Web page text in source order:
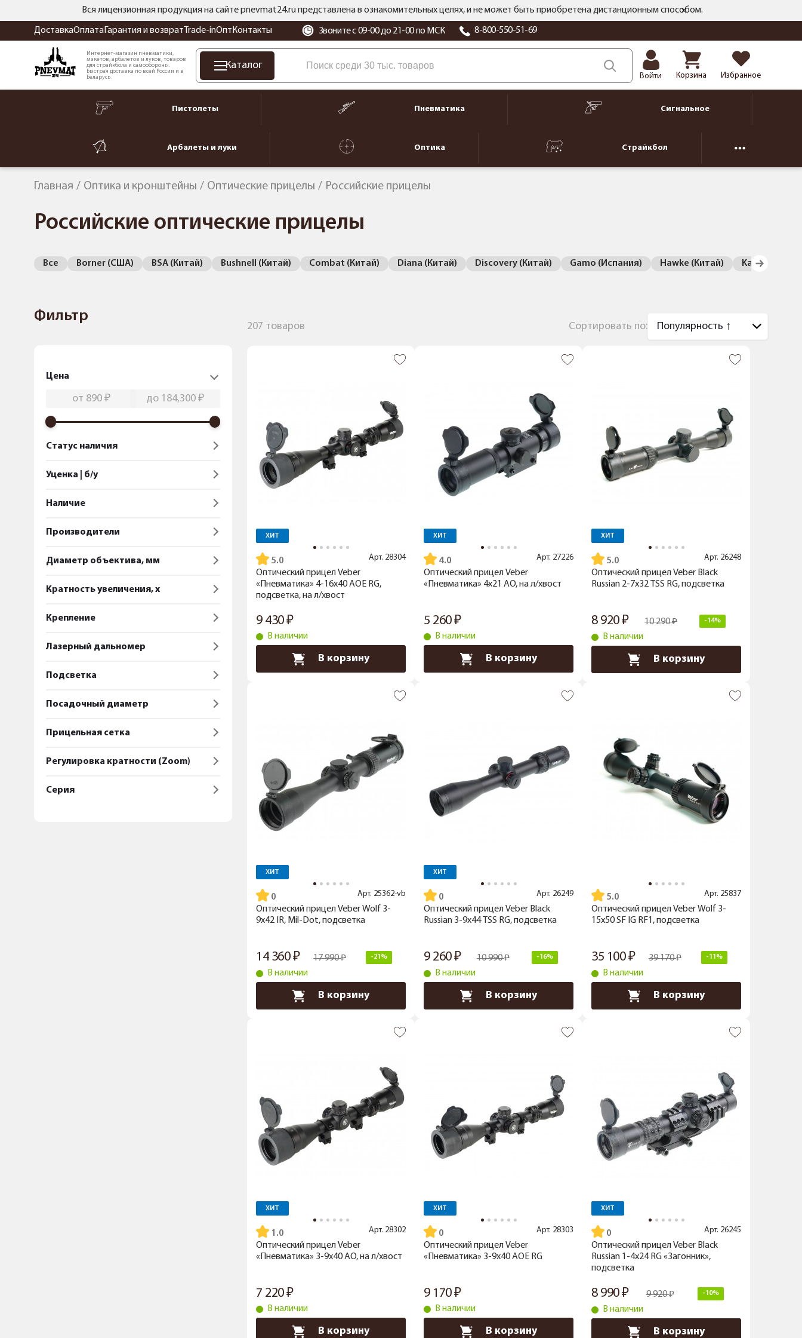
Вся лицензионная продукция на сайте pnevmat24.ru представлена в ознакомительных целях, и не может быть приобретена дистанционным способом.
ДоставкаОплата Гарантия и возврат Trade-inОпт Контакты Звоните с 09-00 до 21-00 по МСК 8-800-550-51-69
Интернет-магазин пневматики,
макетов, арбалетов и луков, товаров
для страйкбола и самообороны.
Быстрая доставка по всей России и в
Беларусь.
Каталог
Войти Корзина Избранное
Пистолеты Пневматика Сигнальное
Арбалеты и луки Оптика Страйкбол
Главная Оптика и кронштейны Оптические прицелы Российские прицелы
Российские оптические прицелы
Все Borner (США) BSA (Китай) Bushnell (Китай) Combat (Китай) Diana (Китай) Discovery (Китай) Gamo (Испания) Hawke (Китай) Kandar
Фильтр
Цена
Статус наличия
Уценка | б/у
Наличие
Производители
Диаметр объектива, мм
Кратность увеличения, x
Крепление
Лазерный дальномер
Подсветка
Посадочный диаметр
Прицельная сетка
Регулировка кратности (Zoom)
Серия
207 товаров Сортировать по:
ХИТ
5.0 Арт. 28304
Оптический прицел Veber
«Пневматика» 4-16x40 AOE RG,
подсветка, на л/хвост
9 430
В наличии
В корзину
ХИТ
4.0 Арт. 27226
Оптический прицел Veber
«Пневматика» 4x21 AO, на л/хвост
5 260
В наличии
В корзину
ХИТ
5.0 Арт. 26248
Оптический прицел Veber Black
Russian 2-7x32 TSS RG, подсветка
8 920 10 290 -14%
В наличии
В корзину
ХИТ
Арт. 25362-vb
Оптический прицел Veber Wolf 3-
9x42 IR, Mil-Dot, подсветка
14 360 17 990 -21%
В наличии
В корзину
ХИТ
Арт. 26249
Оптический прицел Veber Black
Russian 3-9x44 TSS RG, подсветка
9 260 10 990 -16%
В наличии
В корзину
5.0 Арт. 25837
Оптический прицел Veber Wolf 3-
15x50 SF IG RF1, подсветка
35 100 39 170 -11%
В наличии
В корзину
ХИТ
1.0 Арт. 28302
Оптический прицел Veber
«Пневматика» 3-9x40 AO, на л/хвост
7 220
В наличии
В корзину
ХИТ
Арт. 28303
Оптический прицел Veber
«Пневматика» 3-9x40 AOE RG
9 170
В наличии
В корзину
ХИТ
Арт. 26245
Оптический прицел Veber Black
Russian 1-4x24 RG «Загонник»,
подсветка
8 990 9 920 -10%
В наличии
В корзину